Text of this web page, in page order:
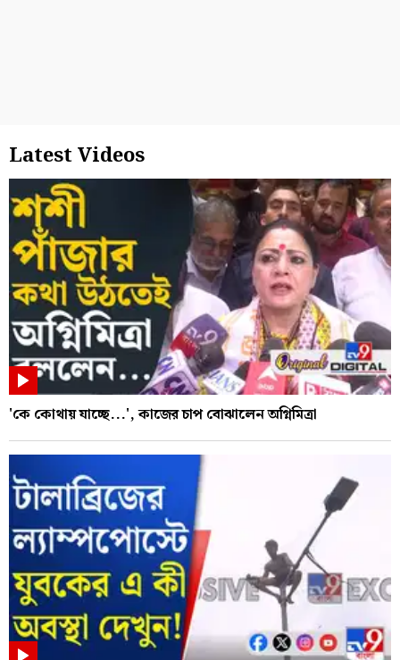
Latest Videos
'কে কোথায় যাচ্ছে...', কাজের চাপ বোঝালেন অগ্নিমিত্রা